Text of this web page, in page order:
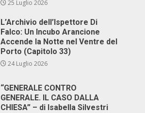
25 Luglio 2026
L’Archivio dell’Ispettore Di
Falco: Un Incubo Arancione
Accende la Notte nel Ventre del
Porto (Capitolo 33)
24 Luglio 2026
“GENERALE CONTRO
GENERALE. IL CASO DALLA
CHIESA” – di Isabella Silvestri